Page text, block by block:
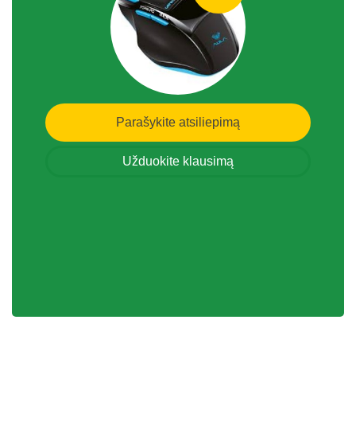
Parašykite atsiliepimą
Užduokite klausimą